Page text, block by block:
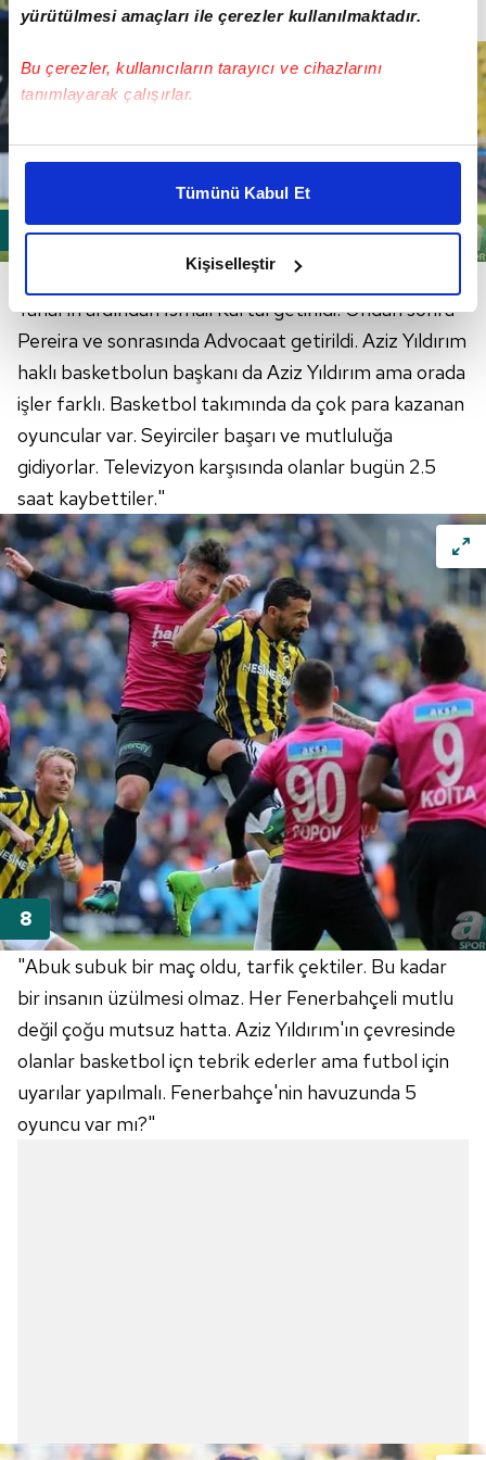
yürütülmesi amaçları ile çerezler kullanılmaktadır.
Bu çerezler, kullanıcıların tarayıcı ve cihazlarını
tanımlayarak çalışırlar.
Bu çerezlere izin vermeniz halinde sizlere özel
daha iyi reklam deneyimi yaşatabiliriz. Bunu yaparken
amacımızın size daha iyi bir reklam deneyimi sunmak
elimizden gelen çabayı gösterdiğimizi ve bu noktada,
kalemimiz olduğunu sizlere hatırlatmak isteriz.
Her halükârda, kullanıcılar, bu çerezlere izin vermedikleri
takdirde, kullanıcılara hedefli reklamlar
gösterilmeyecektir."
Sizlere daha iyi bir hizmet sunabilmek için İnternet
Sitemizde kendimize ve üçüncü kişilere ait çerezler
kullanılmaktadır. Bu çerezler vasıtasıyla çeşitli kişisel
verileriniz işlenmekte olup gerekli olan çerezler bilgi
toplumu hizmetlerinin sunulması amacıyla
kullanılmaktadır. Diğer çerezler, sitemizin daha işlevsel
kılınması ve kişiselleştirilmesi ve sizlere yönelik
reklam/pazarlama faaliyetlerinin yapılması, amaçlarıyla
sınırlı olarak açık rızanız dahilinde kullanılacaktır.
Çerezlere ilişkin tercihlerinizi aşağıda yer alan panel
vasıtasıyla belirleyebilirsiniz. Çerezlere ilişkin detaylı bilgi
için Ayarlar butonuna tıklayabilir,Çerez Bilgilendirme
Metnimiziziyaret edebilirsiniz.
6698 sayılı Kişisel Verilerin Korunması Kanunu uyarınca
hazırlanmış Aydınlatma Metnimizi okumak ve sitemizde
ilgili mevzuata uygun olarak kullanılan çerezlerle ilgili bilgi
almak için lütfentıklayınız.
Tümünü Kabul Et
Kişiselleştir
"F.Bahçe hep teknik direktör tercihlerini yanlış yaptı.
Yanal'ın ardından İsmail Kartal getirildi. Ondan sonra
Pereira ve sonrasında Advocaat getirildi. Aziz Yıldırım
haklı basketbolun başkanı da Aziz Yıldırım ama orada
işler farklı. Basketbol takımında da çok para kazanan
oyuncular var. Seyirciler başarı ve mutluluğa
gidiyorlar. Televizyon karşısında olanlar bugün 2.5
saat kaybettiler."
"Abuk subuk bir maç oldu, tarfik çektiler. Bu kadar
bir insanın üzülmesi olmaz. Her Fenerbahçeli mutlu
değil çoğu mutsuz hatta. Aziz Yıldırım'ın çevresinde
olanlar basketbol içn tebrik ederler ama futbol için
uyarılar yapılmalı. Fenerbahçe'nin havuzunda 5
oyuncu var mı?"